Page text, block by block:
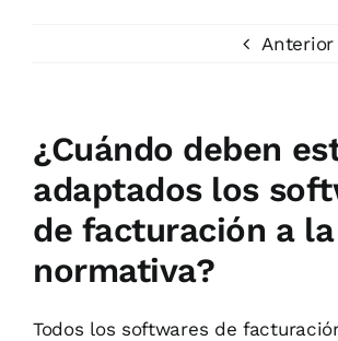
Fechas y Normativa
Precios
Documentación
Anterior
¿Cuándo deben
adaptados los
de facturación a
normativa?
Todos los softwares de